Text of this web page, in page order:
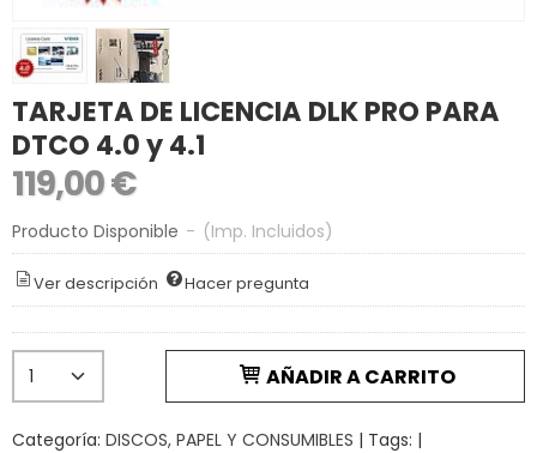
TARJETA DE LICENCIA DLK PRO PARA
DTCO 4.0 y 4.1
119,00 €
Producto Disponible - (Imp. Incluidos)
Ver descripción Hacer pregunta
AÑADIR A CARRITO
Categoría: DISCOS, PAPEL Y CONSUMIBLES | Tags: |